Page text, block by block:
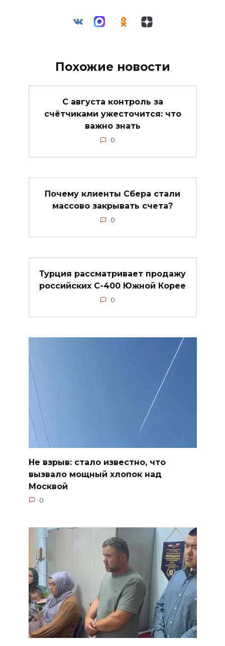
Похожие новости
С августа контроль за
счётчиками ужесточится: что
важно знать
0
Почему клиенты Сбера стали
массово закрывать счета?
0
Турция рассматривает продажу
российских С-400 Южной Корее
0
Не взрыв: стало известно, что
вызвало мощный хлопок над
Москвой
0